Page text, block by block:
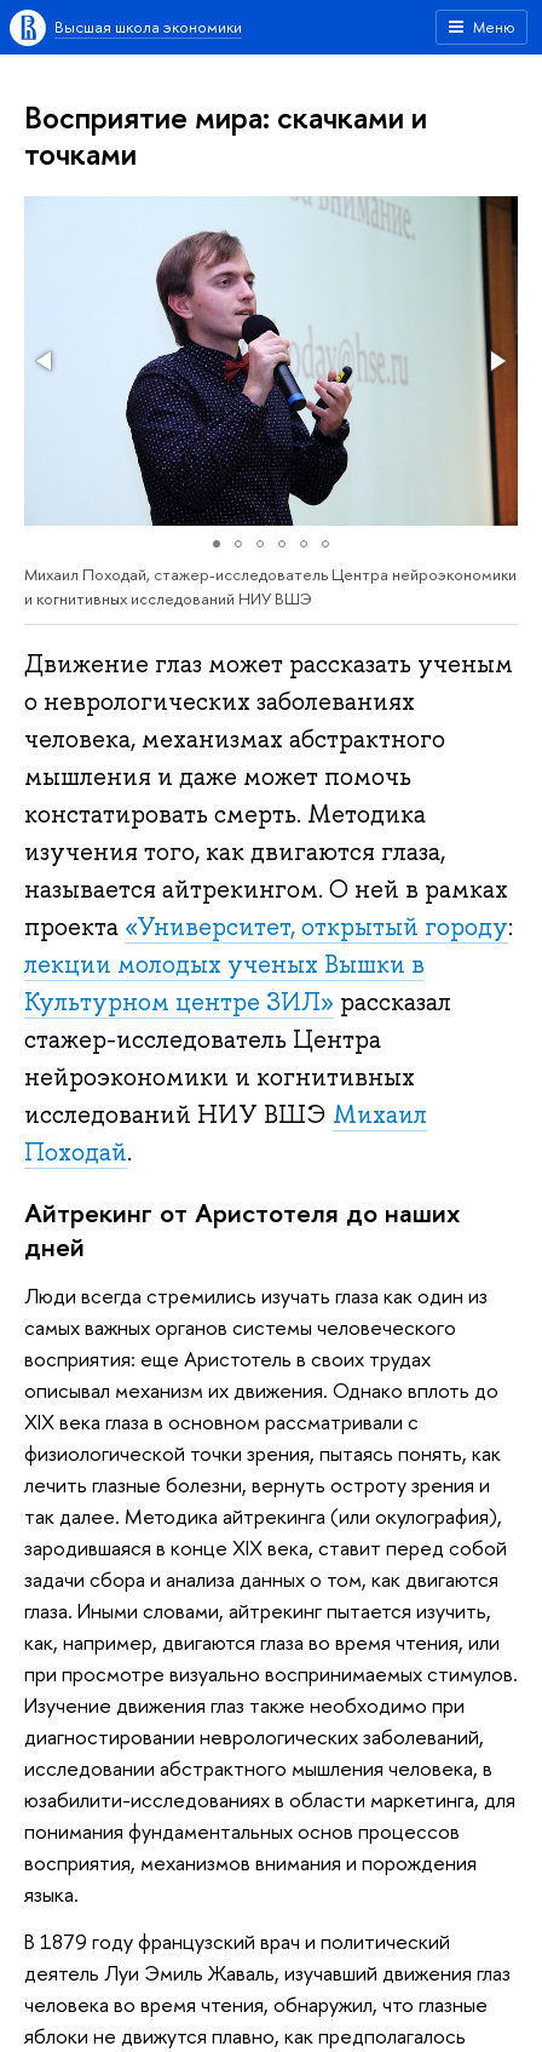
Меню
Высшая школа экономики
Восприятие мира: скачками и
точками
Михаил Походай, стажер-исследователь Центра нейроэкономики
и когнитивных исследований НИУ ВШЭ
Движение глаз может рассказать ученым
о неврологических заболеваниях
человека, механизмах абстрактного
мышления и даже может помочь
констатировать смерть. Методика
изучения того, как двигаются глаза,
называется айтрекингом. О ней в рамках
проекта «Университет, открытый городу:
лекции молодых ученых Вышки в
Культурном центре ЗИЛ» рассказал
стажер-исследователь Центра
нейроэкономики и когнитивных
исследований НИУ ВШЭ Михаил
Походай.
Айтрекинг от Аристотеля до наших
дней
Люди всегда стремились изучать глаза как один из
самых важных органов системы человеческого
восприятия: еще Аристотель в своих трудах
описывал механизм их движения. Однако вплоть до
XIX века глаза в основном рассматривали с
физиологической точки зрения, пытаясь понять, как
лечить глазные болезни, вернуть остроту зрения и
так далее. Методика айтрекинга (или окулография),
зародившаяся в конце XIX века, ставит перед собой
задачи сбора и анализа данных о том, как двигаются
глаза. Иными словами, айтрекинг пытается изучить,
как, например, двигаются глаза во время чтения, или
при просмотре визуально воспринимаемых стимулов.
Изучение движения глаз также необходимо при
диагностировании неврологических заболеваний,
исследовании абстрактного мышления человека, в
юзабилити-исследованиях в области маркетинга, для
понимания фундаментальных основ процессов
восприятия, механизмов внимания и порождения
языка.
В 1879 году французский врач и политический
деятель Луи Эмиль Жаваль, изучавший движения глаз
человека во время чтения, обнаружил, что глазные
яблоки не движутся плавно, как предполагалось